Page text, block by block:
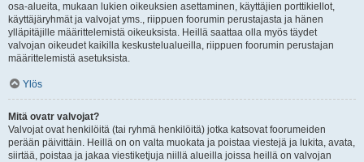
osa-alueita, mukaan lukien oikeuksien asettaminen, käyttäjien porttikiellot,
käyttäjäryhmät ja valvojat yms., riippuen foorumin perustajasta ja hänen
ylläpitäjille määrittelemistä oikeuksista. Heillä saattaa olla myös täydet
valvojan oikeudet kaikilla keskustelualueilla, riippuen foorumin perustajan
määrittelemistä asetuksista.
Ylös
Mitä ovatr valvojat?
Valvojat ovat henkilöitä (tai ryhmä henkilöitä) jotka katsovat foorumeiden
perään päivittäin. Heillä on on valta muokata ja poistaa viestejä ja lukita, avata,
siirtää, poistaa ja jakaa viestiketjuja niillä alueilla joissa heillä on valvojan